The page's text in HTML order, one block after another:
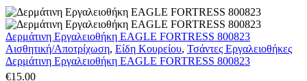
Δερμάτινη Εργαλειοθήκη EAGLE FORTRESS 800823
Αισθητική/Αποτρίχωση, Είδη Κουρείου, Τσάντες Εργαλειοθήκες
Δερμάτινη Εργαλειοθήκη EAGLE FORTRESS 800823
€15.00